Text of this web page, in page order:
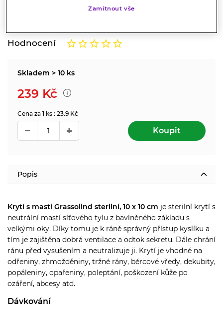
Síťové krytí s mastí na atraumatické ošetřování ran.
Hodnocení
Skladem > 10 ks
239 Kč
Cena za 1 ks : 23.9 Kč
Koupit
Popis
Krytí s mastí Grassolind sterilní, 10 x 10 cm je sterilní krytí s
neutrální mastí síťového tylu z bavlněného základu s
velkými oky. Díky tomu je k ráně správný přístup kyslíku a
tím je zajištěna dobrá ventilace a odtok sekretu. Dále chrání
ránu před vysušením a neutralizuje ji. Krytí je vhodné na
odřeniny, zhmožděniny, tržné rány, bércové vředy, dekubity,
popáleniny, opařeniny, poleptání, poškození kůže po
ozáření, abcesy atd.
Dávkování
Zamítnout vše